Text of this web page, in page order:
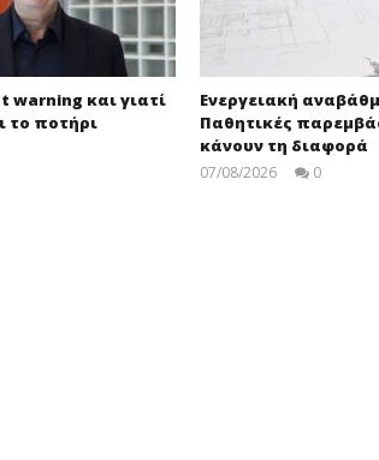
warning και γιατί
το ποτήρι
Ενεργειακή
Παθητικές
κάνουν τη διαφορά
07/08/2026 0